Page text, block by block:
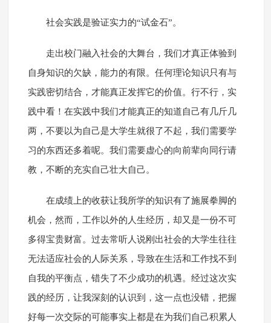
社会实践是验证实力的“试金石”。
走出校门融入社会的大舞台，我们才真正体验到
自身知识的欠缺，能力的有限。任何理论知识只有与
实践密切结合，才能真正发挥它的价值。行不行，实
践中看！在实践中我们才能真正的知道自己有几斤几
两，不要以为自己是大学生就很了不起，我们需要学
习的东西还多着呢。我们需要虚心的向前辈向同行请
教，不断的充实自己壮大自己。
在成绩上的收获让我所学的知识有了施展拳脚的
机会，然而，工作以外的人生经历，却又是一份不可
多得宝贵财富。过去常听人说刚出社会的大学生往往
无法适应社会的人际关系，导致在生活和工作找不到
自我的平衡点，错失了不少成功的机遇。经过这次实
践的经历，让我深刻的认识到，这一点也没错，把握
好每一次交际的可能事实上都是在为我们自己积累人